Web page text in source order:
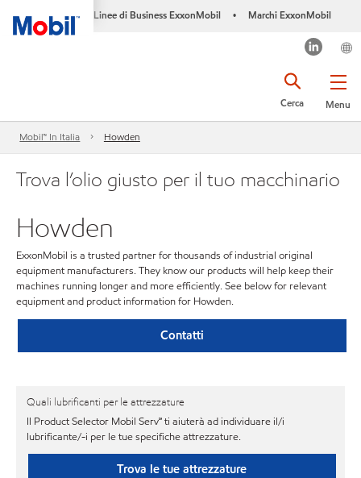
Linee di Business ExxonMobil • Marchi ExxonMobil
Menu
Cerca
Mobil™ In Italia Howden
Trova l’olio giusto per il tuo macchinario
Howden
ExxonMobil is a trusted partner for thousands of industrial original
equipment manufacturers. They know our products will help keep their
machines running longer and more efficiently. See below for relevant
equipment and product information for Howden.
Contatti
Quali lubrificanti per le attrezzature
Il Product Selector Mobil Serv℠ ti aiuterà ad individuare il/i
lubrificante/-i per le tue specifiche attrezzature.
Trova le tue attrezzature